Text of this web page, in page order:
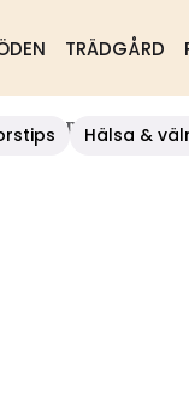
TRÄDGÅRD
Hälsa &
Knep - Spara